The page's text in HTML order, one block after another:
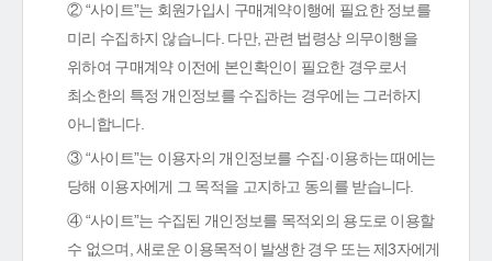
② “사이트”는 회원가입시 구매계약이행에 필요한 정보를
미리 수집하지 않습니다. 다만, 관련 법령상 의무이행을
위하여 구매계약 이전에 본인확인이 필요한 경우로서
최소한의 특정 개인정보를 수집하는 경우에는 그러하지
아니합니다.
③ “사이트”는 이용자의 개인정보를 수집·이용하는 때에는
당해 이용자에게 그 목적을 고지하고 동의를 받습니다.
④ “사이트”는 수집된 개인정보를 목적외의 용도로 이용할
수 없으며, 새로운 이용목적이 발생한 경우 또는 제3자에게